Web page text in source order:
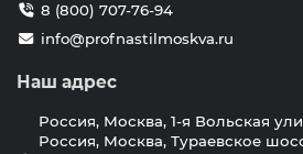
8 (800) 707-76-94
info@profnastilmoskva.ru
Наш адрес
Россия, Москва, 1-я Вольская
Россия, Москва, Тураевское